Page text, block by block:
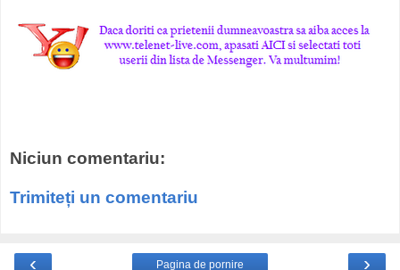
Niciun comentariu:
Trimiteți un comentariu
‹ ›
Pagina de pornire